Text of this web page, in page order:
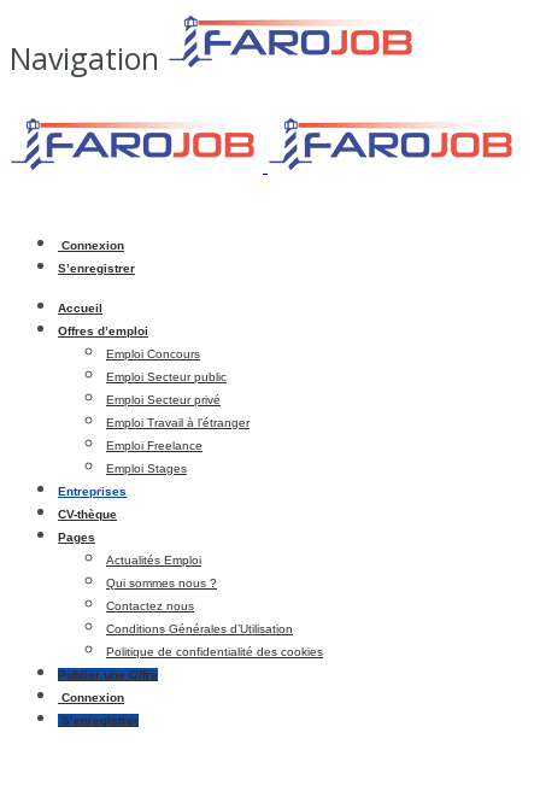
Navigation
Connexion
S’enregistrer
Accueil
Offres d’emploi
Emploi Concours
Emploi Secteur public
Emploi Secteur privé
Emploi Travail à l’étranger
Emploi Freelance
Emploi Stages
Entreprises
CV-thèque
Pages
Actualités Emploi
Qui sommes nous ?
Contactez nous
Conditions Générales d’Utilisation
Politique de confidentialité des cookies
Publier une Offre
Connexion
S’enregistrer